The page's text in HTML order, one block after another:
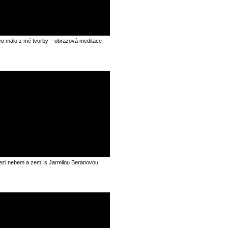
málo z mé tvorby – obrazová meditace
nebem a zemí s Jarmilou Beranovou